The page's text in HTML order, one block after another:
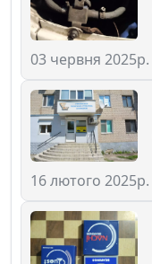
03 червня 2025р.
16 лютого 2025р.